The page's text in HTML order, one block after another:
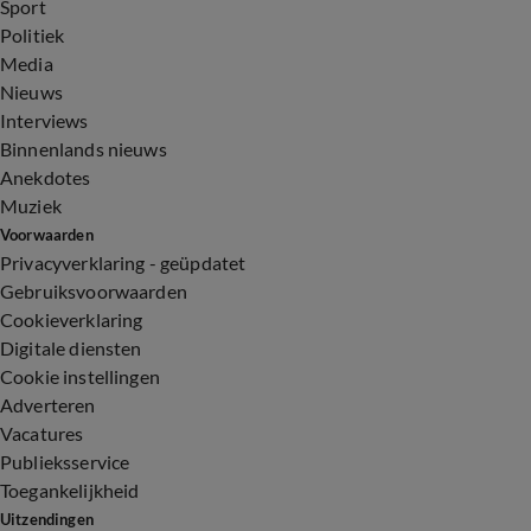
Sport
Politiek
Media
Nieuws
Interviews
Binnenlands nieuws
Anekdotes
Muziek
Voorwaarden
Privacyverklaring - geüpdatet
Gebruiksvoorwaarden
Cookieverklaring
Digitale diensten
Cookie instellingen
Adverteren
Vacatures
Publieksservice
Toegankelijkheid
Uitzendingen